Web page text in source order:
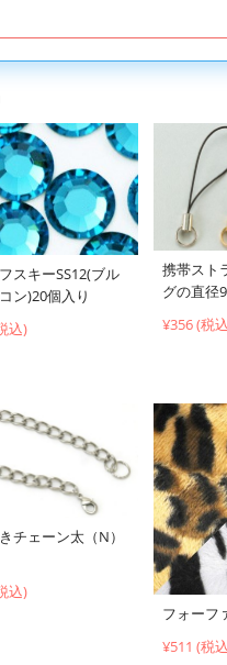
スキーSS12(ブル
ン)20個入り
込)
携帯スト
グの直径
¥356 (税
チェーン太（N）
込)
フォーフ
¥511 (税